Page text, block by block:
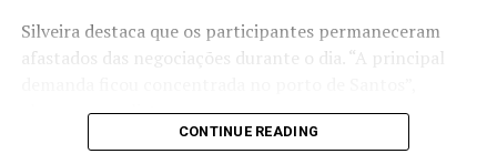
coautoria com Ladislau Martin Neto e Débora Milori,
desenvolveu um modelo baseado em LIBS para
e do estoque de carbono no solo.
Silveira destaca que os participantes permaneceram
afastados das negociações durante o dia. “A principal
observa o analista.
CONTINUE READING